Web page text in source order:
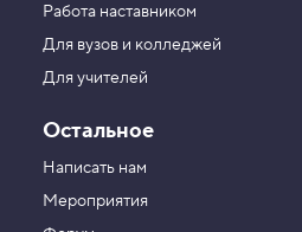
Работа наставником
Для вузов и колледжей
Для учителей
Остальное
Написать нам
Мероприятия